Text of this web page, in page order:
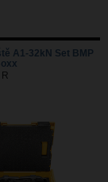
A1-32kN Set BMP